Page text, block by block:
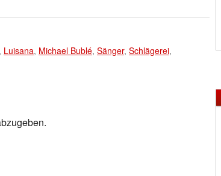
Luisana, Michael Bublé, Sänger, Schlägerei,